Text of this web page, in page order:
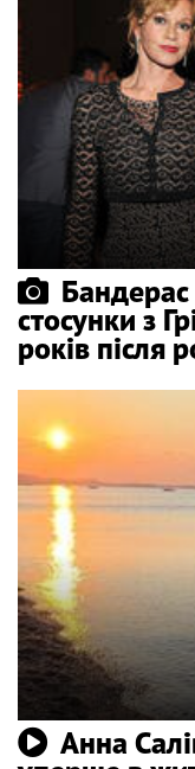
стосунки з
років після
Анна